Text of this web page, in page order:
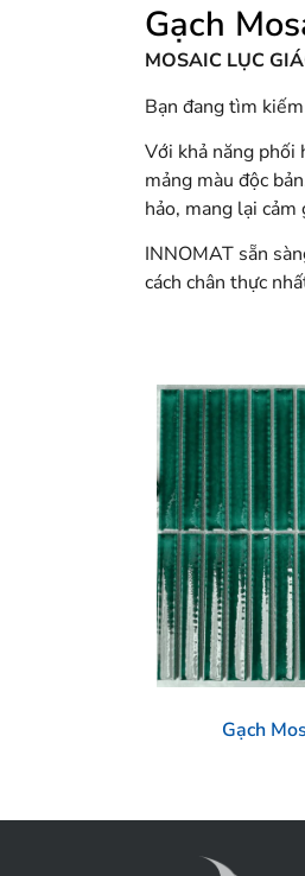
Gạch
MOSAIC LỤC
Bạn đang tìm
Với khả năng phối
mảng màu độc
hảo, mang lại
INNOMAT sẵn
cách chân thực
Gạch